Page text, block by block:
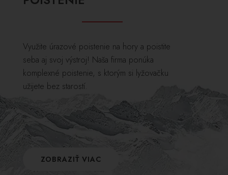
Využite úrazové poistenie na hory a poistite
seba aj svoj výstroj! Naša firma ponúka
komplexné poistenie, s ktorým si lyžovačku
užijete bez starostí.
ZOBRAZIŤ VIAC